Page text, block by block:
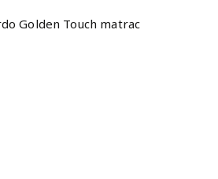
Golden Touch matrac